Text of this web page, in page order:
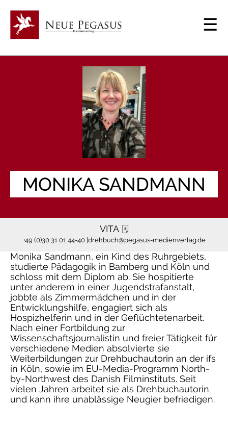
MONIKA SANDMANN
VITA
+49 (0)30 31 01 44-40 | drehbuch@pegasus-medienverlag.de
Monika Sandmann, ein Kind des Ruhrgebiets,
studierte Pädagogik in Bamberg und Köln und
schloss mit dem Diplom ab. Sie hospitierte
unter anderem in einer Jugendstrafanstalt,
jobbte als Zimmermädchen und in der
Entwicklungshilfe, engagiert sich als
Hospizhelferin und in der Geflüchtetenarbeit.
Nach einer Fortbildung zur
Wissenschaftsjournalistin und freier Tätigkeit für
verschiedene Medien absolvierte sie
Weiterbildungen zur Drehbuchautorin an der ifs
in Köln, sowie im EU-Media-Programm North-
by-Northwest des Danish Filminstituts. Seit
vielen Jahren arbeitet sie als Drehbuchautorin
und kann ihre unablässige Neugier befriedigen.